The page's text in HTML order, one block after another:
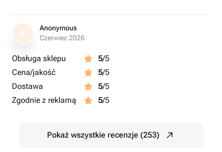
A
Anonymous
Czerwiec 2026
Obsługa sklepu 5/5
Cena/jakość
5/5
Dostawa
5/5
Zgodnie z reklamą
5/5
Pokaż wszystkie recenzje (253)